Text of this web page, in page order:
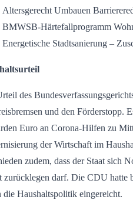
Altersgerecht Umbauen
BMWSB-Härtefallprogramm
Energetische Stadtsanierung –
des
und den Förderstopp.
Euro an Corona-Hilfen zu
der Wirtschaft im
zudem, dass der Staat sich
zurücklegen darf. Die CDU hatte
die Haushaltspolitik eingereicht.